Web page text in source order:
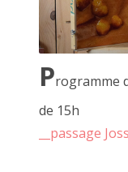
Programme
de 15h
__passage